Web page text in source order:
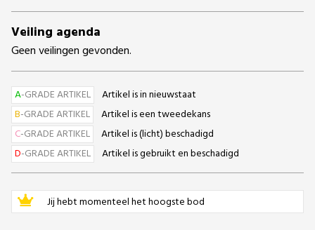
Veiling agenda
Geen veilingen gevonden.
A-GRADE ARTIKEL
Artikel is in nieuwstaat
B-GRADE ARTIKEL
Artikel is een tweedekans
C-GRADE ARTIKEL
Artikel is (licht) beschadigd
D-GRADE ARTIKEL Artikel is gebruikt en beschadigd
Jij hebt momenteel het hoogste bod